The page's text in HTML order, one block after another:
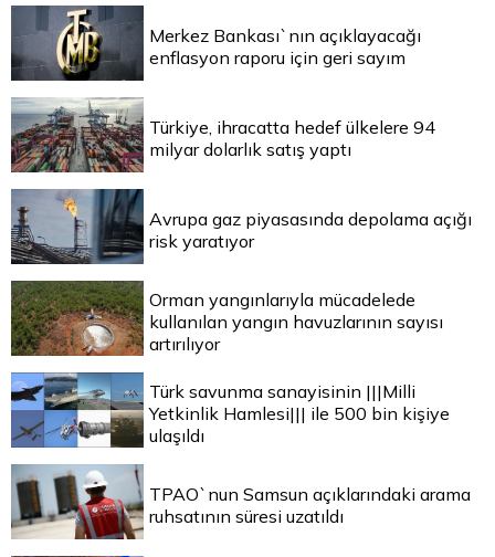
Merkez Bankası`nın açıklayacağı
enflasyon raporu için geri sayım
Türkiye, ihracatta hedef ülkelere 94
milyar dolarlık satış yaptı
Avrupa gaz piyasasında depolama açığı
risk yaratıyor
Orman yangınlarıyla mücadelede
kullanılan yangın havuzlarının sayısı
artırılıyor
Türk savunma sanayisinin |||Milli
Yetkinlik Hamlesi||| ile 500 bin kişiye
ulaşıldı
TPAO`nun Samsun açıklarındaki arama
ruhsatının süresi uzatıldı